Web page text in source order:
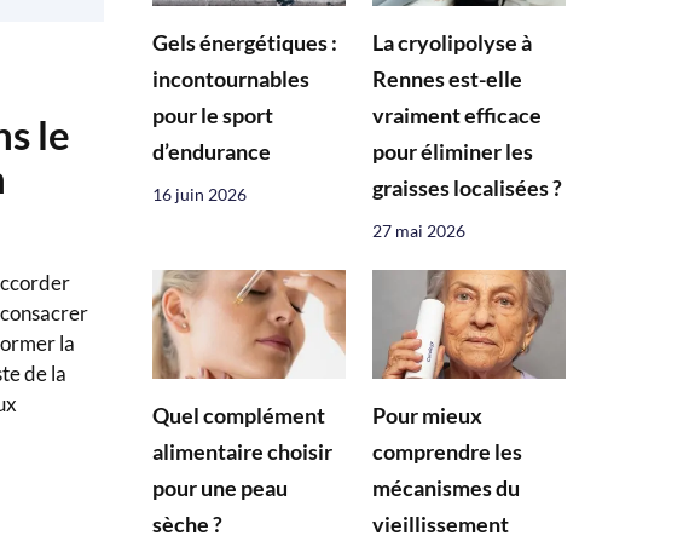
le
la
de la
Gels énergétiques :
incontournables
pour le sport
d’endurance
16 juin 2026
La cryolipolyse à
Rennes est-elle
vraiment efficace
pour éliminer les
graisses localisées ?
27 mai 2026
Quel complément
alimentaire choisir
pour une peau
sèche ?
Pour mieux
comprendre les
mécanismes du
vieillissement